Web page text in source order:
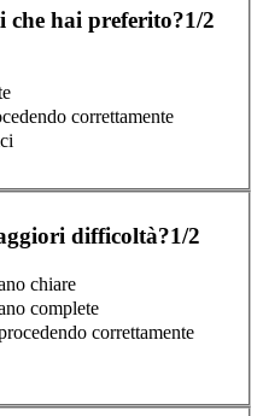
che hai preferito?1/2
correttamente
difficoltà?1/2
chiare
complete
correttamente